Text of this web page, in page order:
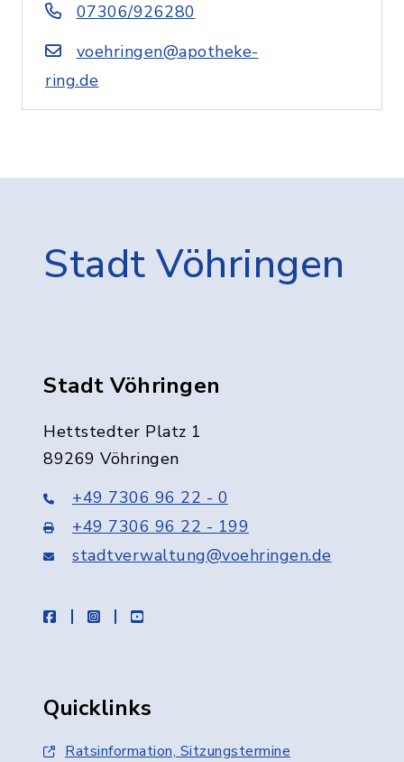
07306/926280
voehringen@apotheke-
ring.de
Stadt Vöhringen
Stadt Vöhringen
Hettstedter Platz 1
89269 Vöhringen
+49 7306 96 22 - 0
+49 7306 96 22 - 199
stadtverwaltung@voehringen.de
facebookinstagramyoutube
Quicklinks
Ratsinformation, Sitzungstermine